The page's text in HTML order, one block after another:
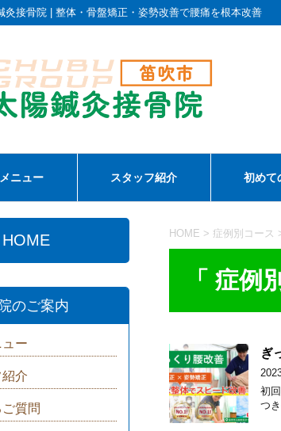
灸接骨院 | 整体・骨盤矯正・姿勢改善で腰痛を根本改善
ニュー スタッフ紹介 初めて
HOME > 症例別コース
「 症例
ぎ
初
つ
HOME
のご案内
ー
介
質問